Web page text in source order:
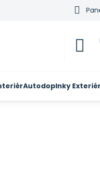
Autodoplnky Exteriér